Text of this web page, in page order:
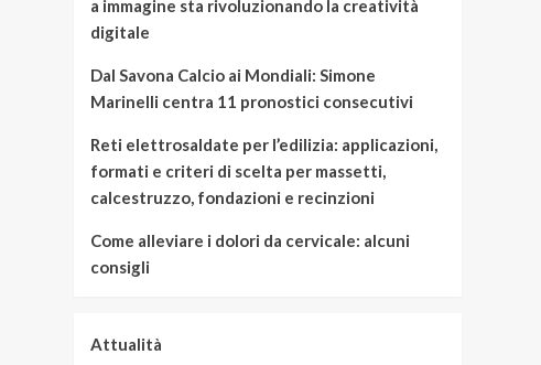
a immagine sta rivoluzionando la creatività
digitale
Dal Savona Calcio ai Mondiali: Simone
Marinelli centra 11 pronostici consecutivi
Reti elettrosaldate per l’edilizia: applicazioni,
formati e criteri di scelta per massetti,
calcestruzzo, fondazioni e recinzioni
Come alleviare i dolori da cervicale: alcuni
consigli
Attualità